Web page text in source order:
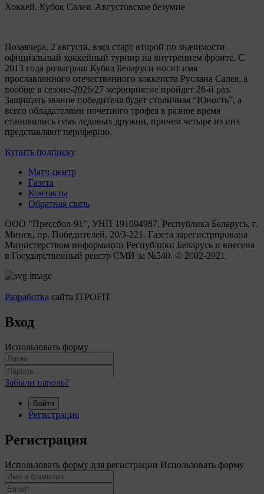
Хоккей. Кубок Салея. Августовское безумие
Позавчера, 2 августа, взял старт второй по значимости
официальный хоккейный турнир на внутреннем фронте. C
2013 года розыгрыш Кубка Беларуси носит имя
прославленного отечественного хоккеиста Руслана Салея, а
вообще в сезоне-2026/27 мероприятие пройдет 26-й раз.
Защищать звание победителя будет столичная “Юность”, а
всего обладателями почетного трофея в разное время
становились семь ледовых дружин, причем четыре из них
представляют периферию.
Купить подписку
Матч-центр
Газета
Контакты
Обратная связь
ООО "Прессбол-91", УНП 191094987, Республика Беларусь, г.
Минск, пр. Победителей, 20/3-221. Газета зарегистрирована
Министерством информации Республики Беларусь и внесена
в Государственный реестр СМИ за №540. © 2002-2021
Разработка сайта ITPOFIT
Вход
Использовать форму
Забыли пароль?
Войти
Регистрация
Регистрация
Использовать форму для регистрации Использовать форму